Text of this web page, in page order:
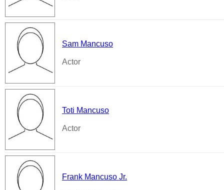
Sam Mancuso
Actor
Toti Mancuso
Actor
Frank Mancuso Jr.